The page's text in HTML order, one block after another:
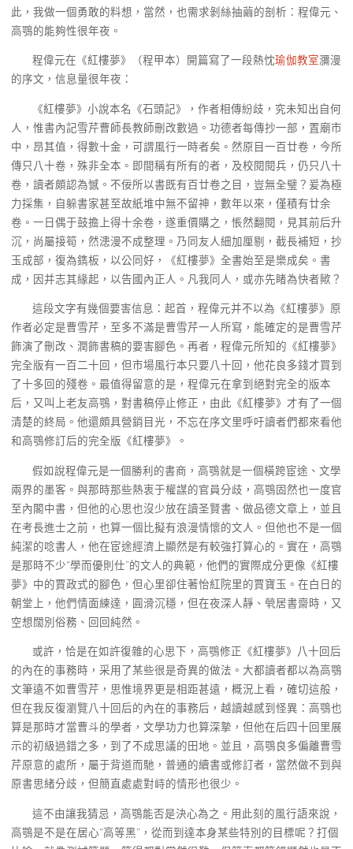
此，我做一個勇敢的料想，當然，也需求剝絲抽繭的剖析：程偉元、
高鶚的能夠性很年夜。
程偉元在《紅樓夢》（程甲本）開篇寫了一段熱忱瑜伽教室瀰漫
的序文，信息量很年夜：
《紅樓夢》小說本名《石頭記》，作者相傳紛歧，究未知出自何
人，惟書內記雪芹曹師長教師刪改數過。功德者每傳抄一部，置廟市
中，昂其值，得數十金，可謂風行一時者矣。然原目一百廿卷，今所
傳只八十卷，殊非全本。即間稱有所有的者，及校閱閱兵，仍只八十
卷，讀者頗認為憾。不佞所以書既有百廿卷之目，豈無全璧？爰為極
力採集，自躲書家甚至故紙堆中無不留神，數年以來，僅積有廿余
卷。一日偶于鼓擔上得十余卷，遂重價購之，悵然翻閱，見其前后升
沉，尚屬接筍，然漶漫不成整理。乃同友人細加厘剔，截長補短，抄
玉成部，復為鐫板，以公同好，《紅樓夢》全書始至是樂成矣。書
成，因并志其緣起，以告國內正人。凡我同人，或亦先睹為快者歟？
這段文字有幾個要害信息：起首，程偉元并不以為《紅樓夢》原
作者必定是曹雪芹，至多不滿是曹雪芹一人所寫，能確定的是曹雪芹
飾演了刪改、潤飾書稿的要害腳色。再者，程偉元所知的《紅樓夢》
完全版有一百二十回，但市場風行本只要八十回，他花良多錢才買到
了十多回的殘卷。最值得留意的是，程偉元在拿到絕對完全的版本
后，又叫上老友高鶚，對書稿停止修正，由此《紅樓夢》才有了一個
清楚的終局。他還頗具營銷目光，不忘在序文里呼吁讀者們都來看他
和高鶚修訂后的完全版《紅樓夢》。
假如說程偉元是一個勝利的書商，高鶚就是一個橫跨宦途、文學
兩界的墨客。與那時那些熱衷于權謀的官員分歧，高鶚固然也一度官
至內閣中書，但他的心思也沒少放在讀圣賢書、做品德文章上，並且
在考長進士之前，也算一個比擬有浪漫情懷的文人。但他也不是一個
純潔的唸書人，他在宦途經濟上顯然是有較強打算心的。實在，高鶚
是那時不少“學而優則仕”的文人的典範，他們的實際成分更像《紅樓
夢》中的賈政式的腳色，但心里卻住著怡紅院里的賈寶玉。在白日的
朝堂上，他們情面練達，圓滑沉穩，但在夜深人靜、煢居書齋時，又
空想闊別俗務、回回純然。
或許，恰是在如許復雜的心思下，高鶚修正《紅樓夢》八十回后
的內在的事務時，采用了某些很是奇異的做法。大都讀者都以為高鶚
文筆遠不如曹雪芹，思惟境界更是相距甚遠，概況上看，確切這般，
但在我反復瀏覽八十回后的內在的事務后，越讀越感到怪異：高鶚也
算是那時才當曹斗的學者，文學功力也算深摯，但他在后四十回里展
示的初級過錯之多，到了不成思議的田地。並且，高鶚良多偏離曹雪
芹原意的處所，屬于背道而馳，普通的續書或修訂者，當然做不到與
原書思緒分歧，但簡直處處對峙的情形也很少。
這不由讓我猜忌，高鶚能否是決心為之。用此刻的風行語來說，
高鶚是不是在居心“高等黑”，從而到達本身某些特別的目標呢？打個